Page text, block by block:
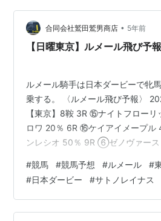
合同会社鷲田鷲男商店 • 5年前
【日曜東京】ルメール飛び予報
ルメール騎手は日本ダービーで牝
乗する。 〈ルメール飛び予報〉
【東京】8鞍 3R ⑮ナイトフロー
ロワ 20％ 6R ⑯ケイアイメープ
ンレシオ 50％ 9R ⑥ゼノヴァー
馬がダービーに参戦と注目度は高
ァンの期待も高い。 でも、ここは
枠に入ってしまったのはかなり不
とんど当てはまらず、2番人気な
#競馬 #競馬予想 #ルメール #
#日本ダービー #サトノレイナス